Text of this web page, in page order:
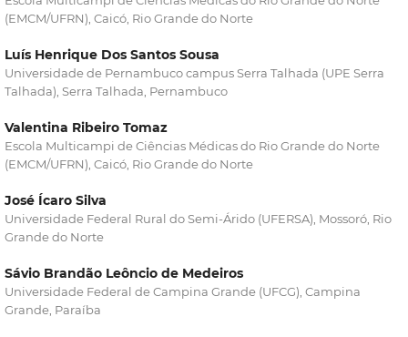
(EMCM/UFRN), Caicó, Rio Grande do Norte
Luís Henrique Dos Santos Sousa
Universidade de Pernambuco campus Serra Talhada (UPE Serra
Talhada), Serra Talhada, Pernambuco
Valentina Ribeiro Tomaz
Escola Multicampi de Ciências Médicas do Rio Grande do Norte
(EMCM/UFRN), Caicó, Rio Grande do Norte
José Ícaro Silva
Universidade Federal Rural do Semi-Árido (UFERSA), Mossoró, Rio
Grande do Norte
Sávio Brandão Leôncio de Medeiros
Universidade Federal de Campina Grande (UFCG), Campina
Grande, Paraíba